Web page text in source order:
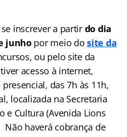
inscrever a partir do dia
junhopor meio dosite da
ou pelo site da
acesso à internet,
das 7h às 11h,
localizada na Secretaria
e Cultura (Avenida Lions
haverá cobrança de